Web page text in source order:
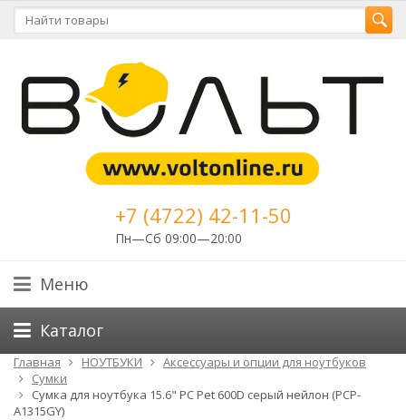
+7 (4722) 42-11-50
Пн—Сб 09:00—20:00
Меню
Каталог
Главная НОУТБУКИ
Аксессуары и опции для ноутбуков
Сумки
Сумка для ноутбука 15.6" PC Pet 600D серый нейлон (PCP-
A1315GY)